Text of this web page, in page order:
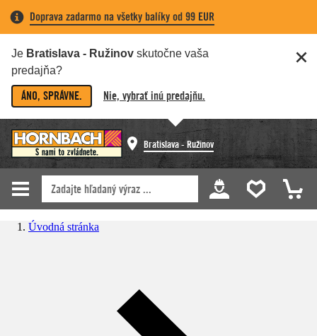
Doprava zadarmo na všetky balíky od 99 EUR
Je Bratislava - Ružinov skutočne vaša
predajňa?
ÁNO, SPRÁVNE. Nie, vybrať inú predajňu.
Bratislava - Ružinov
Úvodná stránka